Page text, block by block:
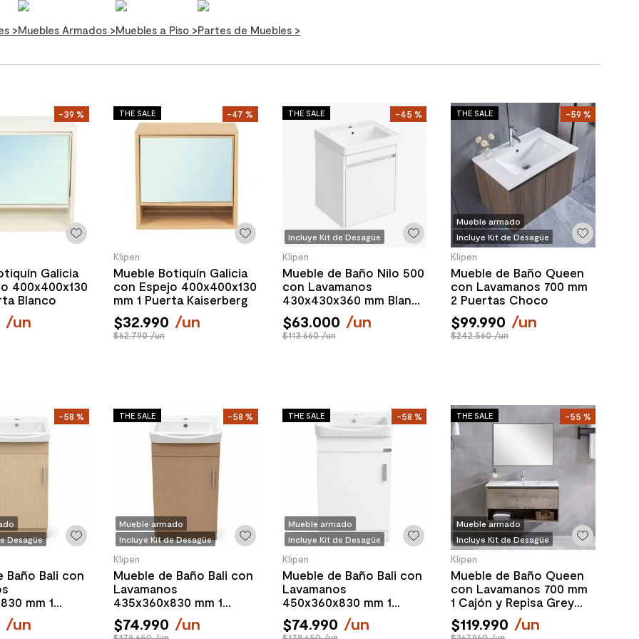
>Muebles Armados >Muebles a Piso >Partes de Muebles >
-39 %
Galicia
400x400x130
Blanco
/un
-47 %
THE SALE
Klipen
Mueble Botiquín Galicia
con Espejo 400x400x130
mm 1 Puerta Kaiserberg
$32.990 /un
$62.790 /un
-45 %
THE SALE
Incluye Kit de Desagüe
Klipen
Mueble de Baño Nilo 500
con Lavamanos
430x430x360 mm Blanco
$63.000 /un
$113.660 /un
-59 %
THE SALE
Mueble armado
Incluye Kit de Desagüe
Klipen
Mueble de Baño Queen
con Lavamanos 700 mm
2 Puertas Choco
$99.990 /un
$242.560 /un
-58 %
Desagüe
Baño Bali con
mm 1
/un
-58 %
THE SALE
Mueble armado
Incluye Kit de Desagüe
Klipen
Mueble de Baño Bali con
Lavamanos
435x360x830 mm 1
Puerta Abedul
$74.990 /un
-58 %
THE SALE
Mueble armado
Incluye Kit de Desagüe
Klipen
Mueble de Baño Bali con
Lavamanos
450x360x830 mm 1
Puerta White Oak
$74.990 /un
-55 %
THE SALE
Mueble armado
Incluye Kit de Desagüe
Klipen
Mueble de Baño Queen
con Lavamanos 700 mm
1 Cajón y Repisa Grey
$119.990 /un